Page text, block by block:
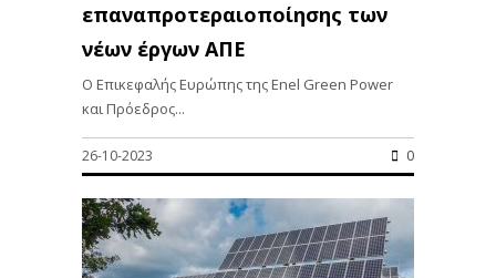
επαναπροτεραιοποίησης των
νέων έργων ΑΠΕ
Ο Επικεφαλής Ευρώπης της Enel Green Power
και Πρόεδρος...
26-10-2023 0